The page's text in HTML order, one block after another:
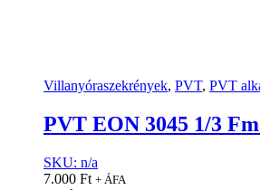
Villanyóraszekrények, PVT, PVT
PVT EON 3045 1/3
SKU: n/a
7.000 Ft + ÁFA